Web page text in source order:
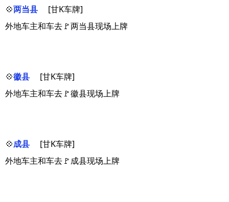
💠两当县
[甘K车牌]
外地车主和车去🚩两当县现场上牌
💠徽县
[甘K车牌]
外地车主和车去🚩徽县现场上牌
💠成县
[甘K车牌]
外地车主和车去🚩成县现场上牌